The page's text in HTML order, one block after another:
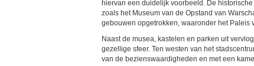
hiervan een duidelijk voorbeeld. De
zoals het Museum van de Opstand van
gebouwen opgetrokken, waaronder het Paleis
Naast de musea, kastelen en parken uit
gezellige sfeer. Ten westen van het
van de bezienswaardigheden en met een